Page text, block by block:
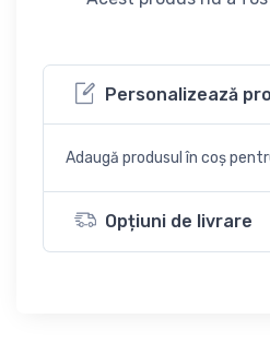
Personalizează
Adaugă produsul în coș
Opțiuni de livrare